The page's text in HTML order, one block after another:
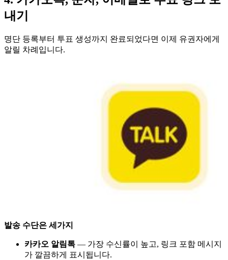
내기
명단 등록부터 투표 생성까지 완료되었다면 이제 유권자에게
알릴 차례입니다.
발송 수단은 세가지
카카오 알림톡 — 가장 수신률이 높고, 링크 포함 메시지
가 깔끔하게 표시됩니다.